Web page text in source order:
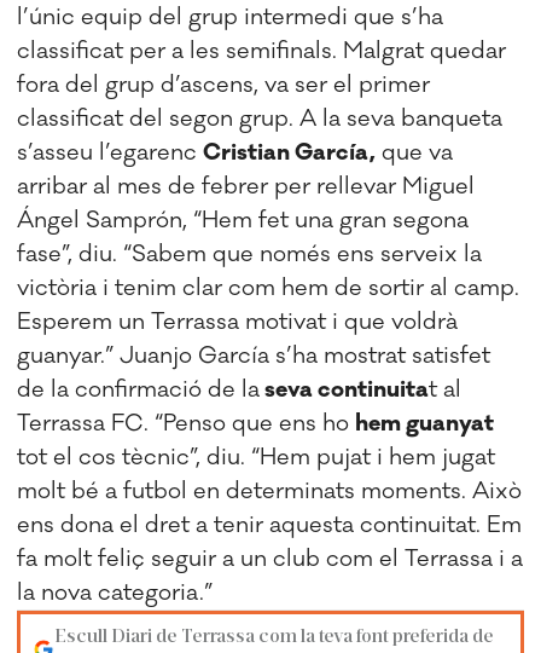
l’únic equip del grup intermedi que s’ha
classificat per a les semifinals. Malgrat quedar
fora del grup d’ascens, va ser el primer
classificat del segon grup. A la seva banqueta
s’asseu l’egarencCristian García, que va
arribar al mes de febrer per rellevar Miguel
Ángel Samprón, “Hem fet una gran segona
fase”, diu. “Sabem que només ens serveix la
victòria i tenim clar com hem de sortir al camp.
Esperem un Terrassa motivat i que voldrà
guanyar.” Juanjo García s’ha mostrat satisfet
de la confirmació de laseva continuitat al
Terrassa FC. “Penso que ens ho hem guanyat
tot el cos tècnic”, diu. “Hem pujat i hem jugat
molt bé a futbol en determinats moments. Això
ens dona el dret a tenir aquesta continuitat. Em
fa molt feliç seguir a un club com el Terrassa i a
la nova categoria.”
Escull Diari de Terrassa com la teva font preferida de